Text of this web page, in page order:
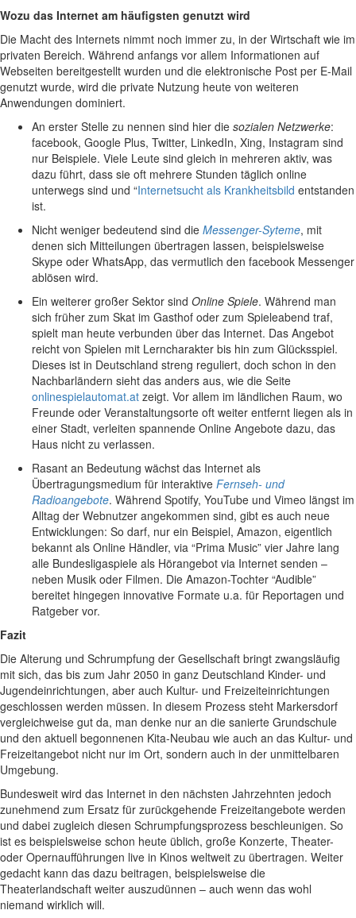
Wozu das Internet am häufigsten genutzt wird
Die Macht des Internets nimmt noch immer zu, in der Wirtschaft wie im
privaten Bereich. Während anfangs vor allem Informationen auf
Webseiten bereitgestellt wurden und die elektronische Post per E-Mail
genutzt wurde, wird die private Nutzung heute von weiteren
Anwendungen dominiert.
An erster Stelle zu nennen sind hier die sozialen Netzwerke:
facebook, Google Plus, Twitter, LinkedIn, Xing, Instagram sind
nur Beispiele. Viele Leute sind gleich in mehreren aktiv, was
dazu führt, dass sie oft mehrere Stunden täglich online
unterwegs sind und “Internetsucht als Krankheitsbild entstanden
ist.
Nicht weniger bedeutend sind die Messenger-Syteme, mit
denen sich Mitteilungen übertragen lassen, beispielsweise
Skype oder WhatsApp, das vermutlich den facebook Messenger
ablösen wird.
Ein weiterer großer Sektor sind Online Spiele. Während man
sich früher zum Skat im Gasthof oder zum Spieleabend traf,
spielt man heute verbunden über das Internet. Das Angebot
reicht von Spielen mit Lerncharakter bis hin zum Glücksspiel.
Dieses ist in Deutschland streng reguliert, doch schon in den
Nachbarländern sieht das anders aus, wie die Seite
onlinespielautomat.at zeigt. Vor allem im ländlichen Raum, wo
Freunde oder Veranstaltungsorte oft weiter entfernt liegen als in
einer Stadt, verleiten spannende Online Angebote dazu, das
Haus nicht zu verlassen.
Rasant an Bedeutung wächst das Internet als
Übertragungsmedium für interaktive Fernseh- und
Radioangebote. Während Spotify, YouTube und Vimeo längst im
Alltag der Webnutzer angekommen sind, gibt es auch neue
Entwicklungen: So darf, nur ein Beispiel, Amazon, eigentlich
bekannt als Online Händler, via “Prima Music” vier Jahre lang
alle Bundesligaspiele als Hörangebot via Internet senden –
neben Musik oder Filmen. Die Amazon-Tochter “Audible”
bereitet hingegen innovative Formate u.a. für Reportagen und
Ratgeber vor.
Fazit
Die Alterung und Schrumpfung der Gesellschaft bringt zwangsläufig
mit sich, das bis zum Jahr 2050 in ganz Deutschland Kinder- und
Jugendeinrichtungen, aber auch Kultur- und Freizeiteinrichtungen
geschlossen werden müssen. In diesem Prozess steht Markersdorf
vergleichweise gut da, man denke nur an die sanierte Grundschule
und den aktuell begonnenen Kita-Neubau wie auch an das Kultur- und
Freizeitangebot nicht nur im Ort, sondern auch in der unmittelbaren
Umgebung.
Bundesweit wird das Internet in den nächsten Jahrzehnten jedoch
zunehmend zum Ersatz für zurückgehende Freizeitangebote werden
und dabei zugleich diesen Schrumpfungsprozess beschleunigen. So
ist es beispielsweise schon heute üblich, große Konzerte, Theater-
oder Opernaufführungen live in Kinos weltweit zu übertragen. Weiter
gedacht kann das dazu beitragen, beispielsweise die
Theaterlandschaft weiter auszudünnen – auch wenn das wohl
niemand wirklich will.